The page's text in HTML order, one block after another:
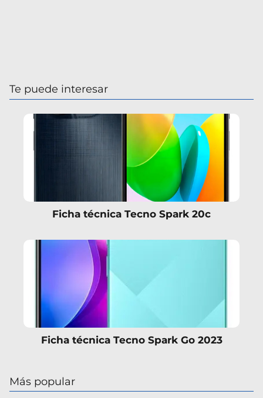
Te puede interesar
Ficha técnica Tecno Spark 20c
Ficha técnica Tecno Spark Go 2023
Más popular